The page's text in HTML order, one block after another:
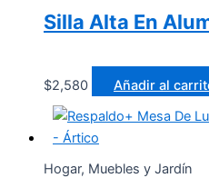
Silla Alta En
$2,580 Añadir al
Hogar, Muebles y Jardín